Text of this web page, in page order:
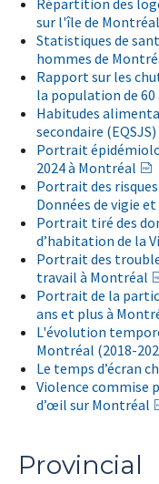
Répartition des
sur l'île de
Statistiques de
hommes de
Rapport sur les
la population de 60
Habitudes
secondaire (EQSJS)
Portrait
2024 à Montréal
Portrait des
Données de vigie
Portrait tiré des
d’habitation de la
Portrait des
travail à Montréal
Portrait de la
ans et plus à
L'évolution
Montréal (2018-
Le temps d’écran
Violence commise
d’œil sur Montréal
Provincial